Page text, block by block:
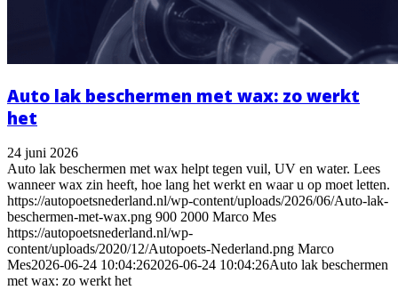
Auto lak beschermen met wax: zo werkt
het
24 juni 2026
Auto lak beschermen met wax helpt tegen vuil, UV en water. Lees
wanneer wax zin heeft, hoe lang het werkt en waar u op moet letten.
https://autopoetsnederland.nl/wp-content/uploads/2026/06/Auto-lak-
beschermen-met-wax.png 900 2000 Marco Mes
https://autopoetsnederland.nl/wp-
content/uploads/2020/12/Autopoets-Nederland.png Marco
Mes2026-06-24 10:04:262026-06-24 10:04:26Auto lak beschermen
met wax: zo werkt het